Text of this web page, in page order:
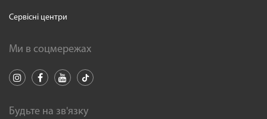
Сервісні центри
Ми в соцмережах
Будьте на зв'язку